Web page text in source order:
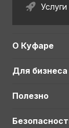
О Куфаре
Для бизнеса
Полезно